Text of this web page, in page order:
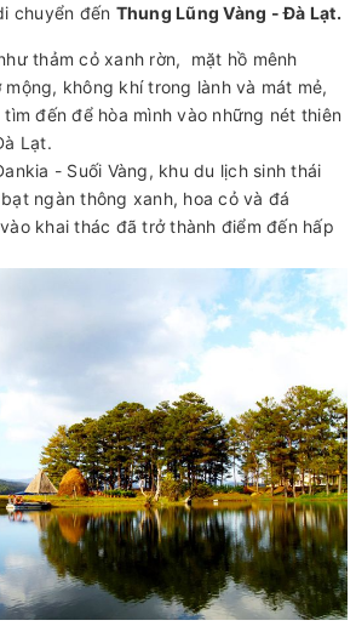
chuyển đến Thung Lũng Vàng - Đà Lạt.
thảm cỏ xanh rờn, mặt hồ mênh
không khí trong lành và mát mẻ,
đến để hòa mình vào những nét thiên
Lạt.
- Suối Vàng, khu du lịch sinh thái
ngàn thông xanh, hoa cỏ và đá
khai thác đã trở thành điểm đến hấp